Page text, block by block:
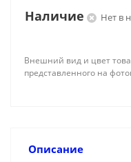
Наличие Нет в
Внешний вид и цвет
представленного на
Описание